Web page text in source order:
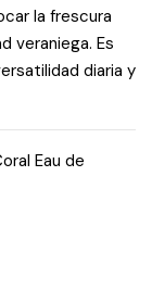
la frescura
veraniega. Es
diaria y
Eau de